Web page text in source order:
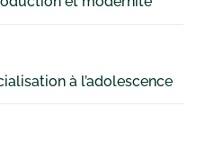
à l’adolescence